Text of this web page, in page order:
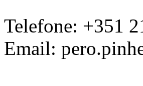
Telefone: +351
Email: